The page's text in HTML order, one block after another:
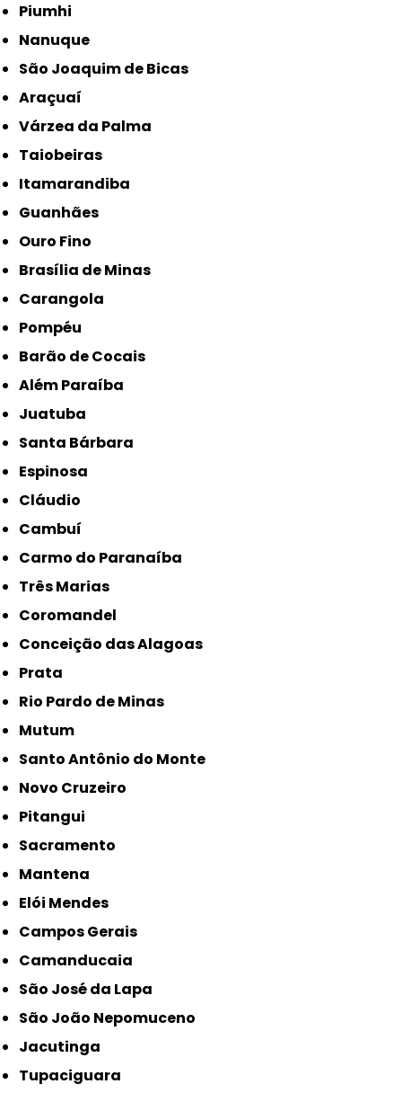
Piumhi
Nanuque
São Joaquim de Bicas
Araçuaí
Várzea da Palma
Taiobeiras
Itamarandiba
Guanhães
Ouro Fino
Brasília de Minas
Carangola
Pompéu
Barão de Cocais
Além Paraíba
Juatuba
Santa Bárbara
Espinosa
Cláudio
Cambuí
Carmo do Paranaíba
Três Marias
Coromandel
Conceição das Alagoas
Prata
Rio Pardo de Minas
Mutum
Santo Antônio do Monte
Novo Cruzeiro
Pitangui
Sacramento
Mantena
Elói Mendes
Campos Gerais
Camanducaia
São José da Lapa
São João Nepomuceno
Jacutinga
Tupaciguara